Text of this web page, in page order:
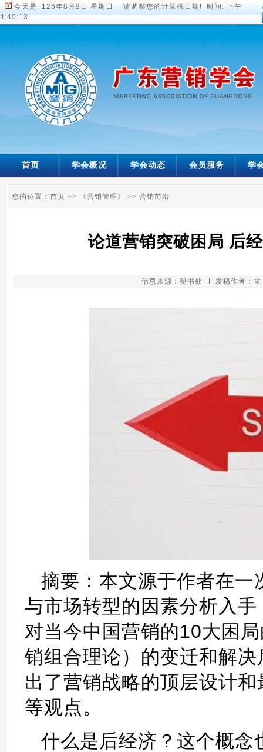
今天是: 126年8月9日 星期日 请调整您的计算机日期! 时间: 下午
4:40:14
首页 学会概况 学会动态 会员服务 学
您的位置： 首页 >> 《营销管理》 >> 营销前沿
论道营销突破困局 后
信息来源：秘书处 ‖ 发稿作者
摘要：本文源于作者在
与市场转型的因素分析入
对当今中国营销的10大困
销组合理论）的变迁和解
出了营销战略的顶层设计
等观点。
什么是后经济？这个概